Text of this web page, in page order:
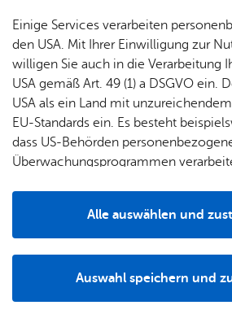
Ämter
A–Z
Diens
t­leis­
tun­gen
A–Z
For­
fent­li­
che
Be­
kannt­
ma­
chun­
& TV
Pres­se
Bil­
dung
& Be­
treu­
ung
Potz­
be­
treu­
ung
Schu­
len
&
Außerschulisches Lernen, Frau
c.­‍­kirchmaier@­‍­fried‍richs­‍­hafen.de, Tel.
An­schrift
Sport­hal­le der be­ruf­li­chen Schu­len
Stein­beiss­tr. 26
88046Fried­richs­ha­fen
Rou­ten­pla­ner star­ten
Einige Services verarbeiten
den USA. Mit Ihrer Einwilligung zur
willigen Sie auch in die Verarbeitung
USA gemäß Art. 49 (1) a DSGVO ein.
USA als ein Land mit
EU-Standards ein. Es besteht
dass US-Behörden
Überwachungsprogrammen
Auswahl speichern und
Alle auswählen und